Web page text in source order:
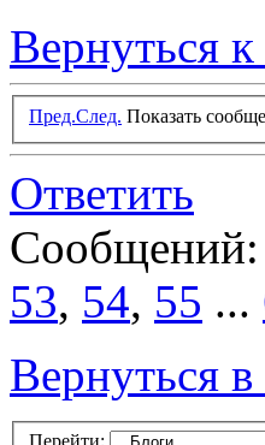
Вернуться к
Пред.След. Показать
Ответить
Сообщений:
53, 54, 55 ...
Вернуться